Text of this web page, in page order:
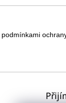
podmínkami